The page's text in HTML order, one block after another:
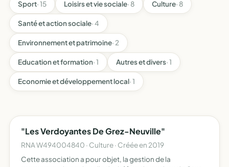
Sport· 15 Loisirs et vie sociale· 8 Culture· 8
Santé et action sociale· 4
Environnement et patrimoine· 2
Education et formation· 1 Autres et divers· 1
Economie et développement local· 1
"Les Verdoyantes De Grez-Neuville"
RNA W494004840 · Culture · Créée en 2019
Cette association a pour objet, la gestion de la